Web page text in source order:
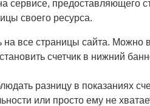
предоставляющего
своего ресурса.
все страницы сайта. Можно
счетчик в нижний
разницу в показаниях
или просто ему не